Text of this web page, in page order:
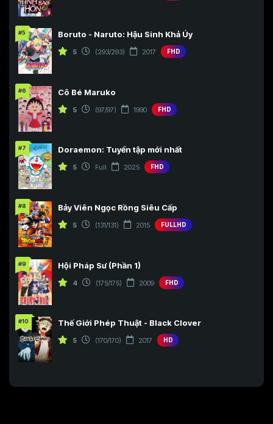
#5 Boruto - Naruto: Hậu Sinh Khả Úy
5 (293/293) 2017 FHD
#6 Cô Bé Maruko
5 (97/97) 1990 FHD
#7 Doraemon: Tuyển tập mới nhất
5 Full 2025 FHD
#8 Bảy Viên Ngọc Rồng Siêu Cấp
5 (131/131) 2015 FULLHD
#9 Hội Pháp Sư (Phần 1)
4 (175/175) 2009 FHD
#10 Thế Giới Phép Thuật - Black Clover
5 (170/170) 2017 HD